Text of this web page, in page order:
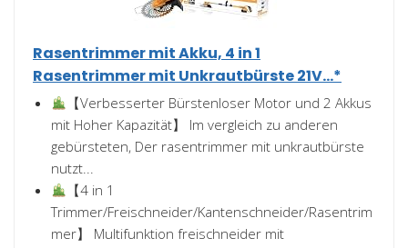
Rasentrimmer mit Akku, 4 in 1
Rasentrimmer mit Unkrautbürste 21V...*
【Verbesserter Bürstenloser Motor und 2 Akkus
mit Hoher Kapazität】 Im vergleich zu anderen
gebürsteten, Der rasentrimmer mit unkrautbürste
nutzt...
【4 in 1
Trimmer/Freischneider/Kantenschneider/Rasentrim
mer】 Multifunktion freischneider mit